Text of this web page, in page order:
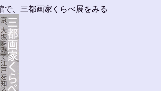
で、三都画家くらべ展をみる